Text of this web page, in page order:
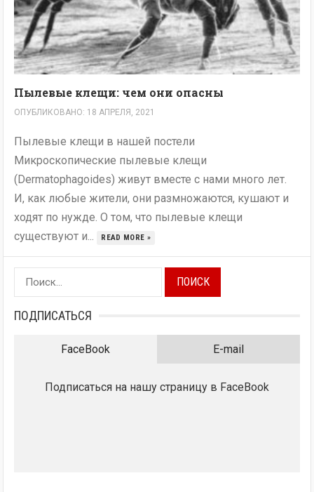
Пылевые клещи: чем они опасны
ОПУБЛИКОВАНО: 18 АПРЕЛЯ, 2021
Пылевые клещи в нашей постели
Микроскопические пылевые клещи
(Dermatophagoides) живут вместе с нами много лет.
И, как любые жители, они размножаются, кушают и
ходят по нужде. О том, что пылевые клещи
существуют и...
READ MORE »
Найти:
ПОДПИСАТЬСЯ
FaceBook E-mail
Подписаться на нашу страницу в FaceBook